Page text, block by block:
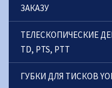
ЗАКАЗУ
ТЕЛЕСКОПИЧЕСКИЕ
TD, PTS, PTT
ГУБКИ ДЛЯ ТИСКОВ